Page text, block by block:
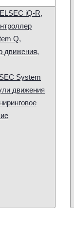
iQ-R,
Q,
движения,
System
движения